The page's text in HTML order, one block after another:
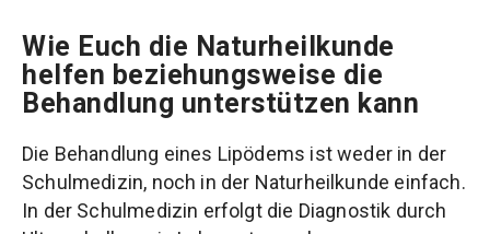
Wie Euch die Naturheilkunde
helfen beziehungsweise die
Behandlung unterstützen kann
Die Behandlung eines Lipödems ist weder in der
Schulmedizin, noch in der Naturheilkunde einfach.
In der Schulmedizin erfolgt die Diagnostik durch